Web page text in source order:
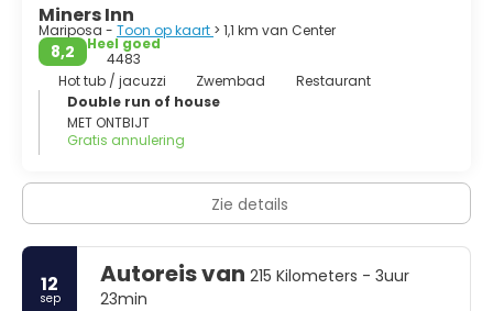
Miners Inn
Mariposa - Toon op kaart > 1,1 km van Center
8,2
Heel goed
4483
Hot tub / jacuzzi
Zwembad
Restaurant
Double run of house
MET ONTBIJT
Gratis annulering
Zie details
12
sep
Autoreis van 215 Kilometers - 3uur
23min